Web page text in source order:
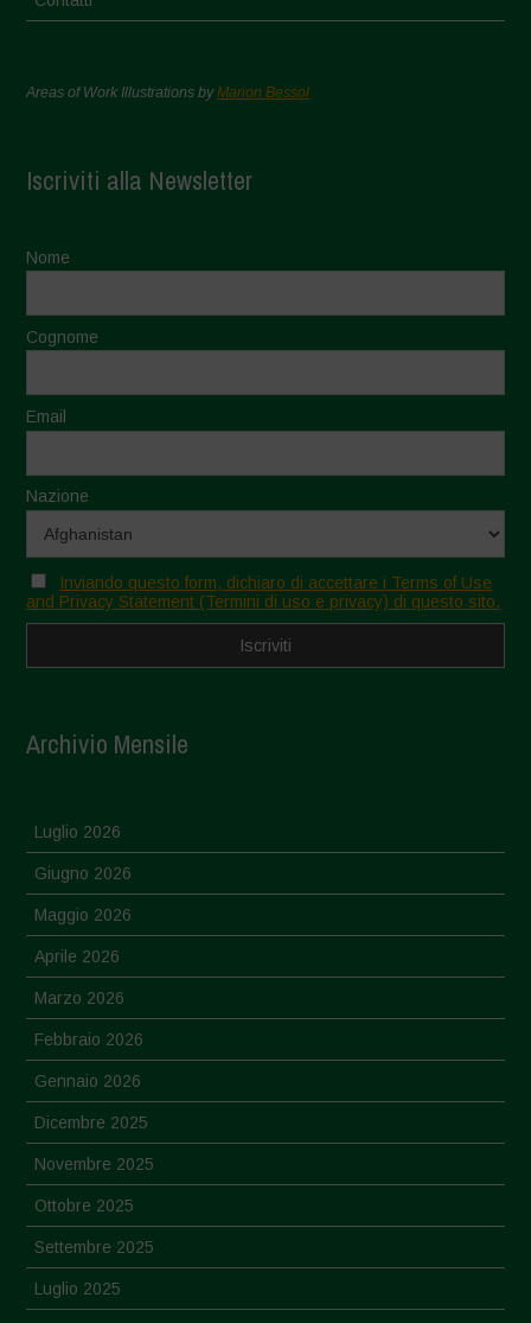
Areas of Work Illustrations byMarion Bessol
Iscriviti alla Newsletter
Nome
Cognome
Email
Nazione
Inviando questo form, dichiaro di accettare i Terms of Use
and Privacy Statement (Termini di uso e privacy) di questo sito.
Archivio Mensile
Luglio 2026
Giugno 2026
Maggio 2026
Aprile 2026
Marzo 2026
Febbraio 2026
Gennaio 2026
Dicembre 2025
Novembre 2025
Ottobre 2025
Settembre 2025
Luglio 2025